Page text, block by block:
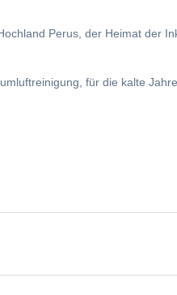
Perus, der Heimat der
für die kalte